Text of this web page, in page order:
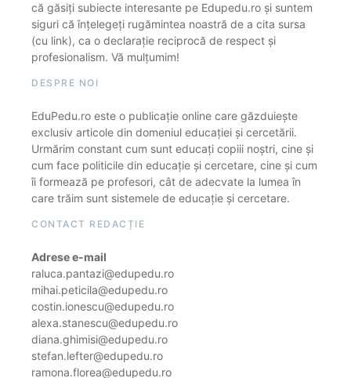
că găsiți subiecte interesante pe Edupedu.ro și suntem
siguri că înțelegeți rugămintea noastră de a cita sursa
(cu link), ca o declarație reciprocă de respect și
profesionalism. Vă mulțumim!
DESPRE NOI
EduPedu.ro este o publicație online care găzduiește
exclusiv articole din domeniul educației și cercetării.
Urmărim constant cum sunt educați copiii noștri, cine și
cum face politicile din educație și cercetare, cine și cum
îi formează pe profesori, cât de adecvate la lumea în
care trăim sunt sistemele de educație și cercetare.
CONTACT REDACȚIE
Adrese e-mail
raluca.pantazi@edupedu.ro
mihai.peticila@edupedu.ro
costin.ionescu@edupedu.ro
alexa.stanescu@edupedu.ro
diana.ghimisi@edupedu.ro
stefan.lefter@edupedu.ro
ramona.florea@edupedu.ro